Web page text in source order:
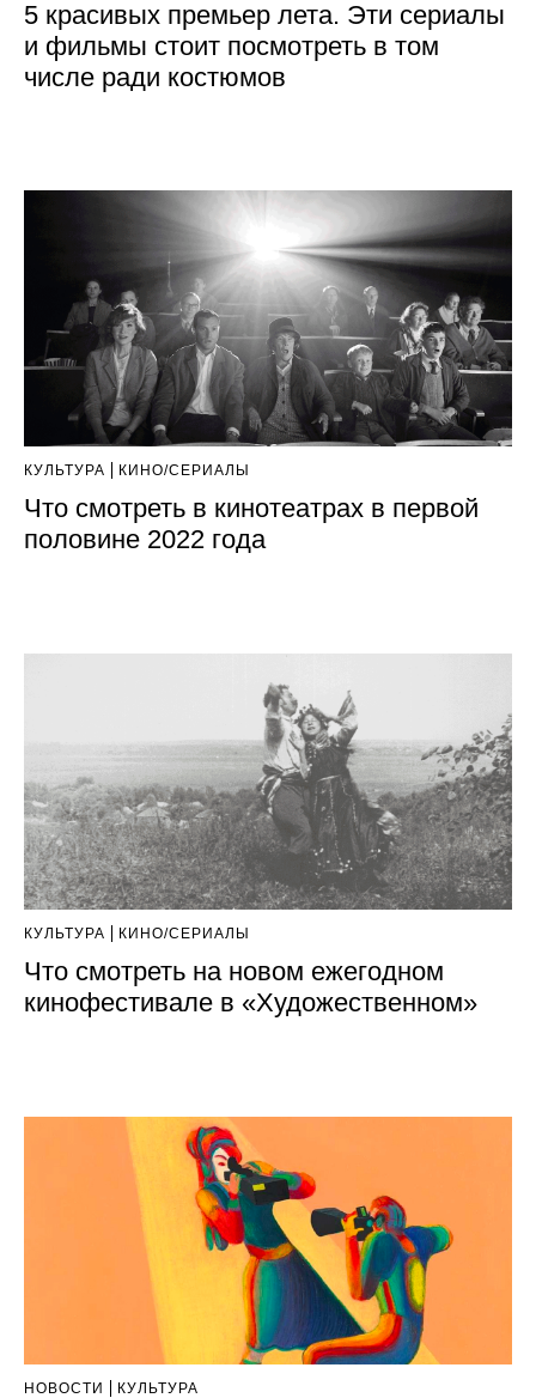
5 красивых премьер лета. Эти сериалы
и фильмы стоит посмотреть в том
числе ради костюмов
КУЛЬТУРА КИНО/СЕРИАЛЫ
Что смотреть в кинотеатрах в первой
половине 2022 года
КУЛЬТУРА КИНО/СЕРИАЛЫ
Что смотреть на новом ежегодном
кинофестивале в «Художественном»
НОВОСТИ КУЛЬТУРА